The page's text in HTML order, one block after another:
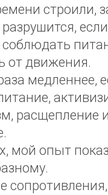
строили,
соблюдать
от движения.
медленнее,
расщепление и
мой опыт